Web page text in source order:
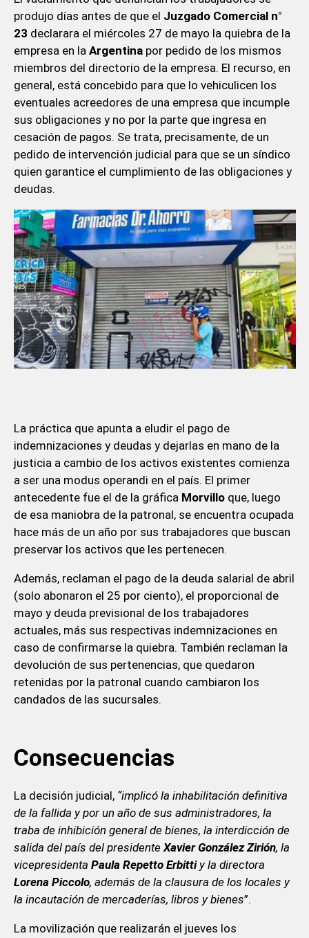
produjo días antes de que el Juzgado Comercial n°
23 declarara el miércoles 27 de mayo la quiebra de la
empresa en la Argentinapor pedido de los mismos
miembros del directorio de la empresa. El recurso, en
general, está concebido para que lo vehiculicen los
eventuales acreedores de una empresa que incumple
sus obligaciones y no por la parte que ingresa en
cesación de pagos. Se trata, precisamente, de un
pedido de intervención judicial para que se un síndico
quien garantice el cumplimiento de las obligaciones y
deudas.
La práctica que apunta a eludir el pago de
indemnizaciones y deudas y dejarlas en mano de la
justicia a cambio de los activos existentes comienza
a ser una modus operandi en el país. El primer
antecedente fue el de la gráfica Morvilloque, luego
de esa maniobra de la patronal, se encuentra ocupada
hace más de un año por sus trabajadores que buscan
preservar los activos que les pertenecen.
Además, reclaman el pago de la deuda salarial de abril
(solo abonaron el 25 por ciento), el proporcional de
mayo y deuda previsional de los trabajadores
actuales, más sus respectivas indemnizaciones en
caso de confirmarse la quiebra. También reclaman la
devolución de sus pertenencias, que quedaron
retenidas por la patronal cuando cambiaron los
candados de las sucursales.
Consecuencias
La decisión judicial, “implicó la inhabilitación definitiva
de la fallida y por un año de sus administradores, la
traba de inhibición general de bienes, la interdicción de
salida del país del presidenteXavier González Zirión, la
vicepresidenta Paula Repetto Erbittiy la directora
Lorena Piccolo, además de la clausura de los locales y
la incautación de mercaderías, libros y bienes”.
La movilización que realizarán el jueves los